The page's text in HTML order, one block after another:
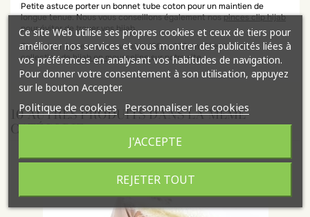
Petite astuce porter unbonnet tube cotonpour un maintien de
longue tenue. Nous vous conseillons également nospinces clip hijab
pour éviter de trouer vos hijab.
Disponible également en version 190cm*80cm ICI et toute la
collection dehijab en mousseline sur notre site
10 AUTRES PRODUITS DANS LA MÊME
CATÉGORIE :
Ce site Web utilise ses propres cookies et ceux de tiers pour
améliorer nos services et vous montrer des publicités liées à
vos préférences en analysant vos habitudes de navigation.
Pour donner votre consentement à son utilisation, appuyez
sur le bouton Accepter.
Politique de cookies Personnaliser les cookies
REJETER TOUT
J'ACCEPTE